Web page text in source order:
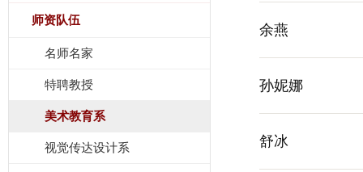
师资队伍
名师名家
特聘教授
美术教育系
视觉传达设计系
余燕
孙妮娜
舒冰